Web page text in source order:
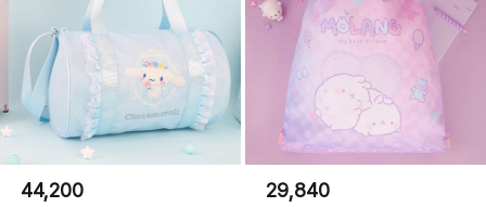
44,200 29,840